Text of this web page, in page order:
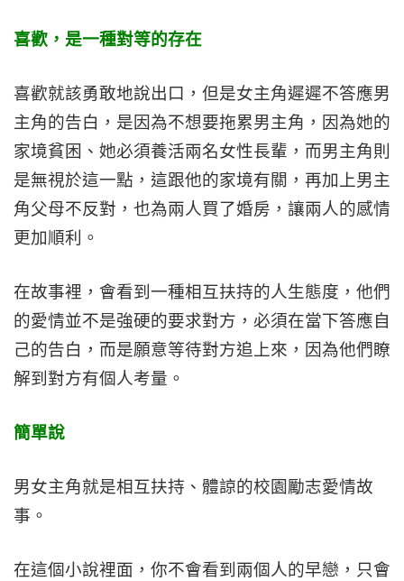
喜歡，是一種對等的存在
喜歡就該勇敢地說出口，但是女主角遲遲不答應男
主角的告白，是因為不想要拖累男主角，因為她的
家境貧困、她必須養活兩名女性長輩，而男主角則
是無視於這一點，這跟他的家境有關，再加上男主
角父母不反對，也為兩人買了婚房，讓兩人的感情
更加順利。
在故事裡，會看到一種相互扶持的人生態度，他們
的愛情並不是強硬的要求對方，必須在當下答應自
己的告白，而是願意等待對方追上來，因為他們瞭
解到對方有個人考量。
簡單說
男女主角就是相互扶持、體諒的校園勵志愛情故
事。
在這個小說裡面，你不會看到兩個人的早戀，只會